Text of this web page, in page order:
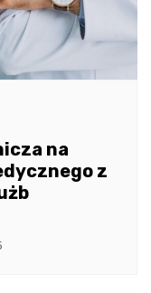
na
z